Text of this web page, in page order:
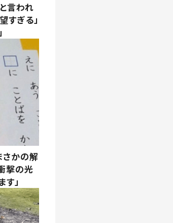
言われ
すぎる」
さかの解
撃の光
」